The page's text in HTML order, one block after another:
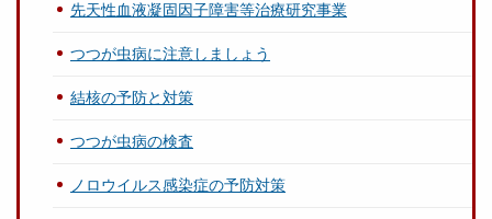
先天性血液凝固因子障害等治療研究事業
つつが虫病に注意しましょう
結核の予防と対策
つつが虫病の検査
ノロウイルス感染症の予防対策